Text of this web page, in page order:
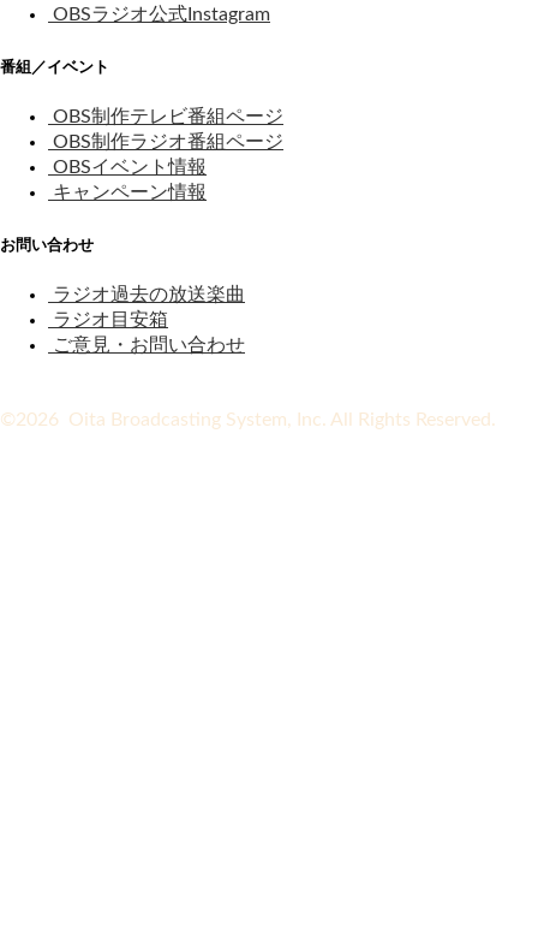
OBSラジオ公式Instagram
番組／イベント
OBS制作テレビ番組ページ
OBS制作ラジオ番組ページ
OBSイベント情報
キャンペーン情報
お問い合わせ
ラジオ過去の放送楽曲
ラジオ目安箱
ご意見・お問い合わせ
©2026 Oita Broadcasting System, Inc. All Rights Reserved.